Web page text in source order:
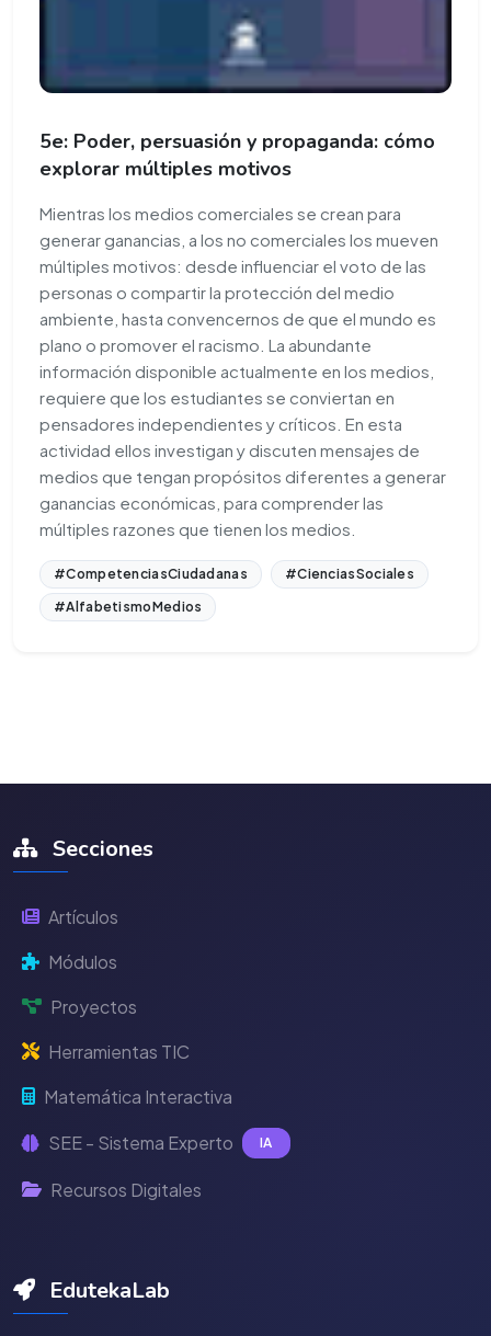
5e: Poder, persuasión y propaganda: cómo
explorar múltiples motivos
Mientras los medios comerciales se crean para
generar ganancias, a los no comerciales los mueven
múltiples motivos: desde influenciar el voto de las
personas o compartir la protección del medio
ambiente, hasta convencernos de que el mundo es
plano o promover el racismo. La abundante
información disponible actualmente en los medios,
requiere que los estudiantes se conviertan en
pensadores independientes y críticos. En esta
actividad ellos investigan y discuten mensajes de
medios que tengan propósitos diferentes a generar
ganancias económicas, para comprender las
múltiples razones que tienen los medios.
#CompetenciasCiudadanas
#CienciasSociales
#AlfabetismoMedios
Secciones
Artículos
Módulos
Proyectos
Herramientas TIC
Matemática Interactiva
SEE - Sistema Experto IA
Recursos Digitales
EdutekaLab